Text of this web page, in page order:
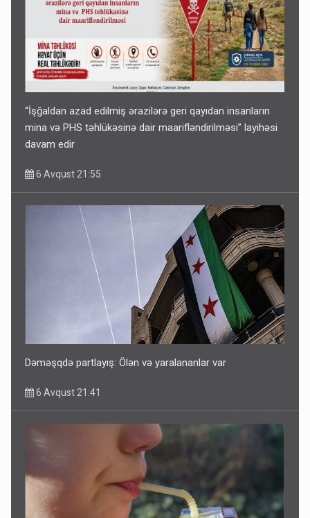
“İşğaldan azad edilmiş ərazilərə geri qayıdan insanların
mina və PHS təhlükəsinə dair maarifləndirilməsi” layihəsi
davam edir
6 Avqust 21:55
Dəməşqdə partlayış: Ölən və yaralananlar var
6 Avqust 21:41